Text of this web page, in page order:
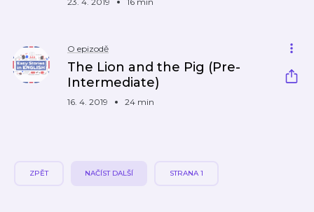
O epizodě
The Lion and the Pig (Pre-
Intermediate)
16. 4. 2019 24 min
ZPĚT NAČÍST DALŠÍ STRANA 1